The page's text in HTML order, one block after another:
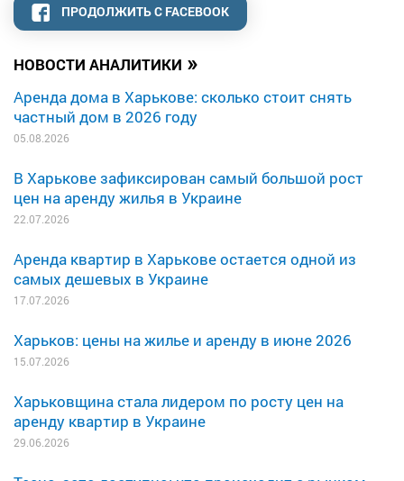
НОВОСТИ АНАЛИТИКИ »
Аренда дома в Харькове: сколько стоит снять
частный дом в 2026 году
05.08.2026
В Харькове зафиксирован самый большой рост
цен на аренду жилья в Украине
22.07.2026
Аренда квартир в Харькове остается одной из
самых дешевых в Украине
17.07.2026
Харьков: цены на жилье и аренду в июне 2026
15.07.2026
Харьковщина стала лидером по росту цен на
аренду квартир в Украине
29.06.2026
ПРОДОЛЖИТЬ С FACEBOOK